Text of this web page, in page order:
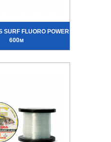
SURF FLUORO POWER
600м